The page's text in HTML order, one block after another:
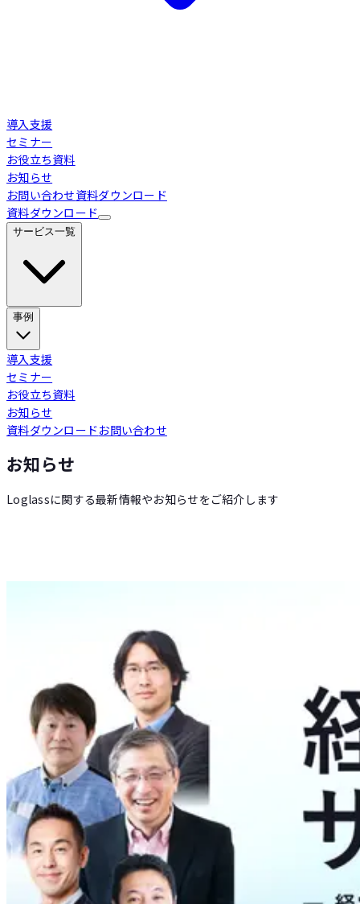
導入支援
セミナー
お役立ち資料
お知らせ
お問い合わせ資料ダウンロード
資料ダウンロード
サービス一覧
Loglass 経営管理
Loglass 人員計画
Loglass 設備投資計画
Loglass AI IR
事例
導入事例
導入支援
セミナー
お役立ち資料
お知らせ
資料ダウンロードお問い合わせ
お知らせ
Loglassに関する最新情報やお知らせをご紹介します